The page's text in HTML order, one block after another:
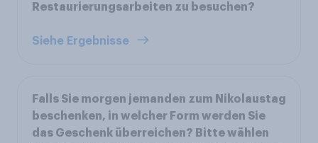
Restaurierungsarbeiten zu besuchen?
Siehe Ergebnisse
Falls Sie morgen jemanden zum Nikolaustag
beschenken, in welcher Form werden Sie
das Geschenk überreichen? Bitte wählen